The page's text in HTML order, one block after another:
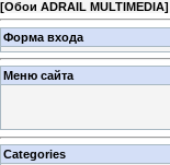
[Обои ADRAIL MULTIMEDIA]
Форма входа
Меню сайта
Categories